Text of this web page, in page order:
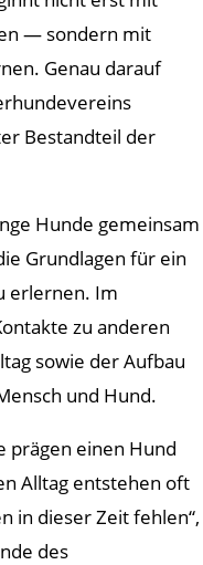
— sondern mit
Genau darauf
Bestandteil der
Hunde gemeinsam
Grundlagen für ein
erlernen. Im
zu anderen
sowie der Aufbau
und Hund.
prägen einen Hund
Alltag entstehen oft
in dieser Zeit fehlen“,
des